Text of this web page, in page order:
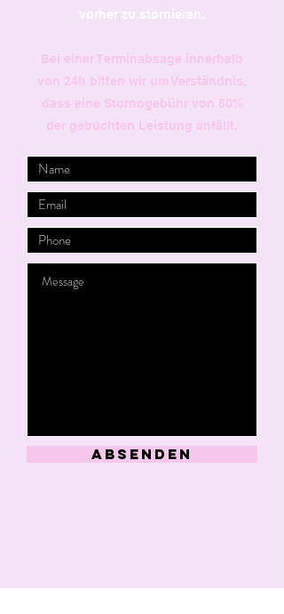
vorher zu stornieren.
Bei einer Terminabsage innerhalb
von 24h bitten wir um Verständnis,
dass eine Stornogebühr von 50%
der gebuchten Leistung anfällt.
ABSENDEN